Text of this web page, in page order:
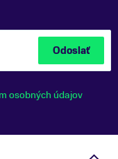
Odoslať
osobných údajov